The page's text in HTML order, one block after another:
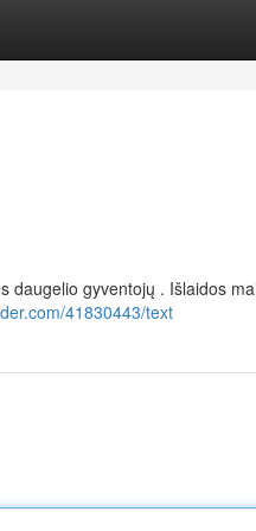
daugelio gyventojų . Išlaidos
41830443/text